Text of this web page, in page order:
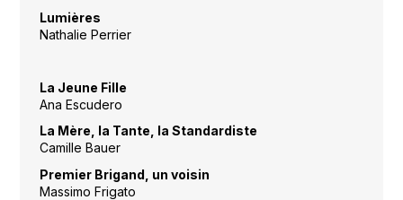
Lumières
Nathalie Perrier
La Jeune Fille
Ana Escudero
La Mère, la Tante, la Standardiste
Camille Bauer
Premier Brigand, un voisin
Massimo Frigato